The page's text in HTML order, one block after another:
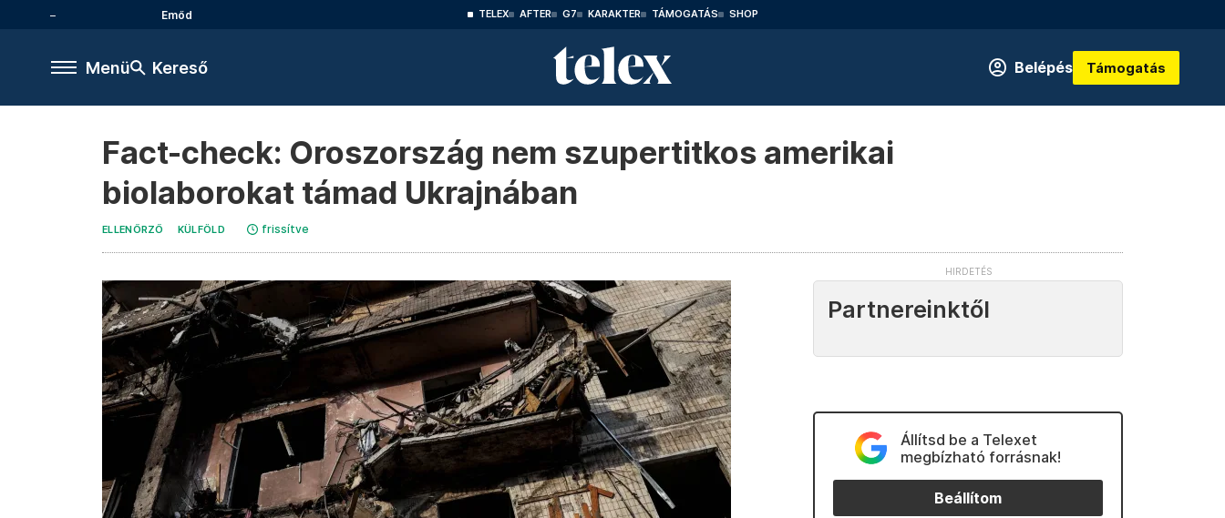
Emőd TELEX AFTER G7 KARAKTER TÁMOGATÁS SHOP
Menü Kereső Belépés Támogatás
Fact-check: Oroszország nem szupertitkos amerikai
biolaborokat támad Ukrajnában
ELLENŐRZŐ KÜLFÖLD frissítve
Partnereinktől
Állítsd be a Telexet
megbízható forrásnak!
Beállítom